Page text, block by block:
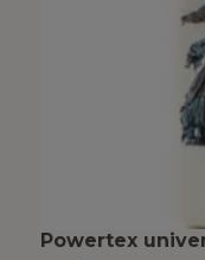
Powertex